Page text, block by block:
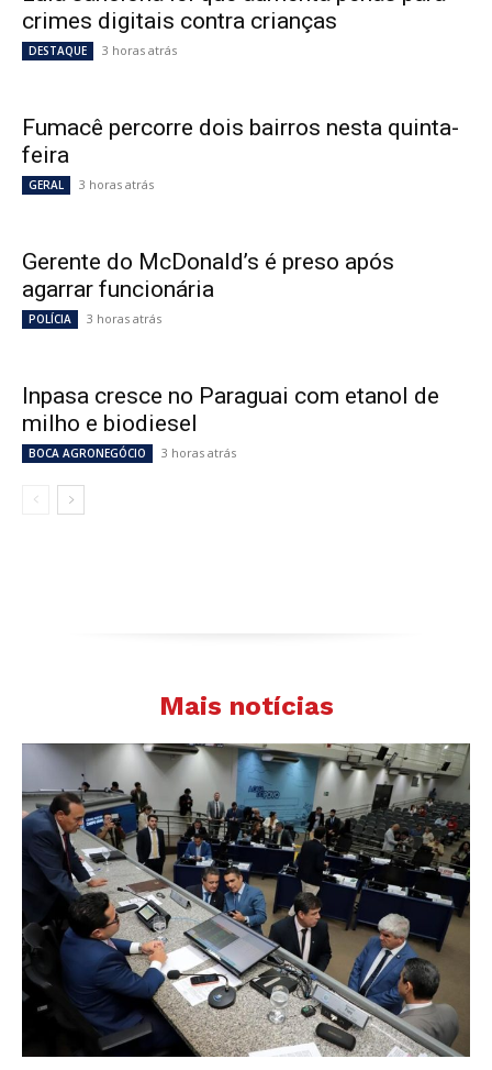
crimes digitais contra crianças
DESTAQUE 3 horas atrás
Fumacê percorre dois bairros nesta quinta-
feira
GERAL 3 horas atrás
Gerente do McDonald’s é preso após
agarrar funcionária
POLÍCIA 3 horas atrás
Inpasa cresce no Paraguai com etanol de
milho e biodiesel
BOCA AGRONEGÓCIO 3 horas atrás
Mais notícias